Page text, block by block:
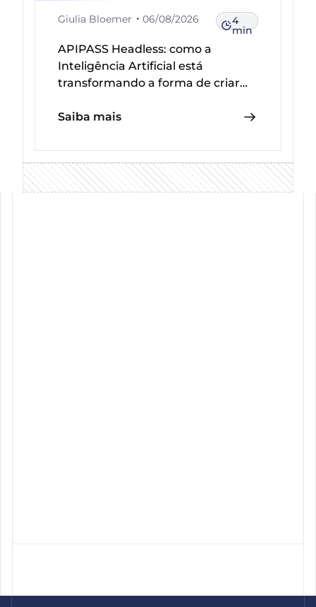
Giulia Bloemer 06/08/2026 4
min
APIPASS Headless: como a
Inteligência Artificial está
transformando a forma de criar
Saiba mais